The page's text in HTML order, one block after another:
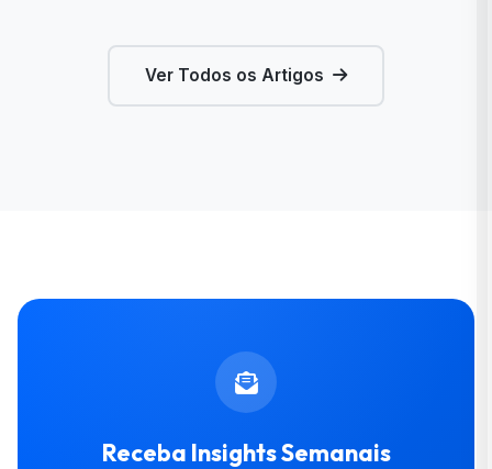
Ver Todos os Artigos
Receba Insights Semanais